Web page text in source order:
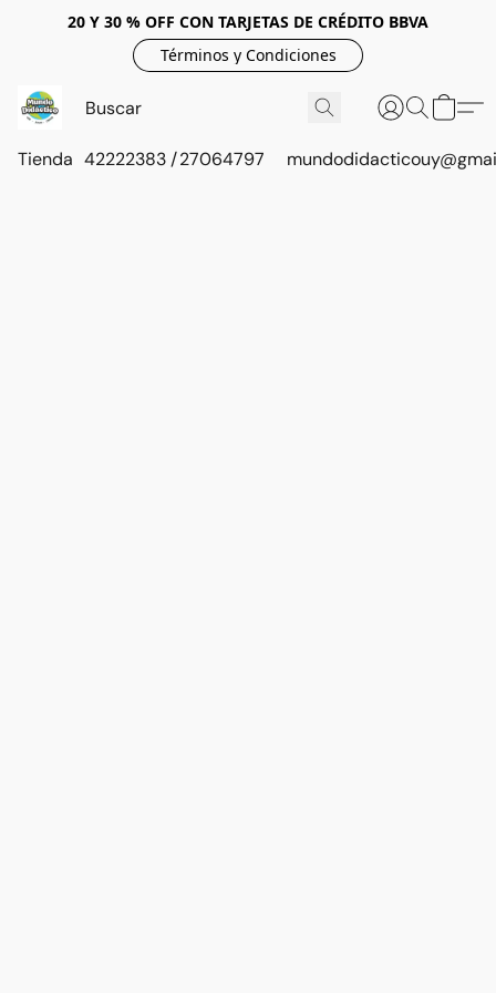
20 Y 30 % OFF CON TARJETAS DE CRÉDITO BBVA
Términos y Condiciones
Tienda 42222383 / 27064797